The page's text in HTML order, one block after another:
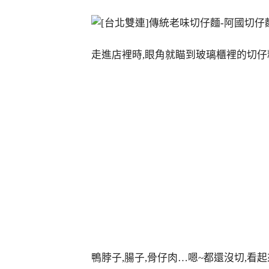
走進店裡時,眼角就瞄到玻璃櫃裡的切
鴨脖子,腸子,骨仔肉…嗯~都還沒切,看